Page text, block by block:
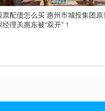
票配债怎么买 惠州市城投集团原
经理关惠东被“双开”！